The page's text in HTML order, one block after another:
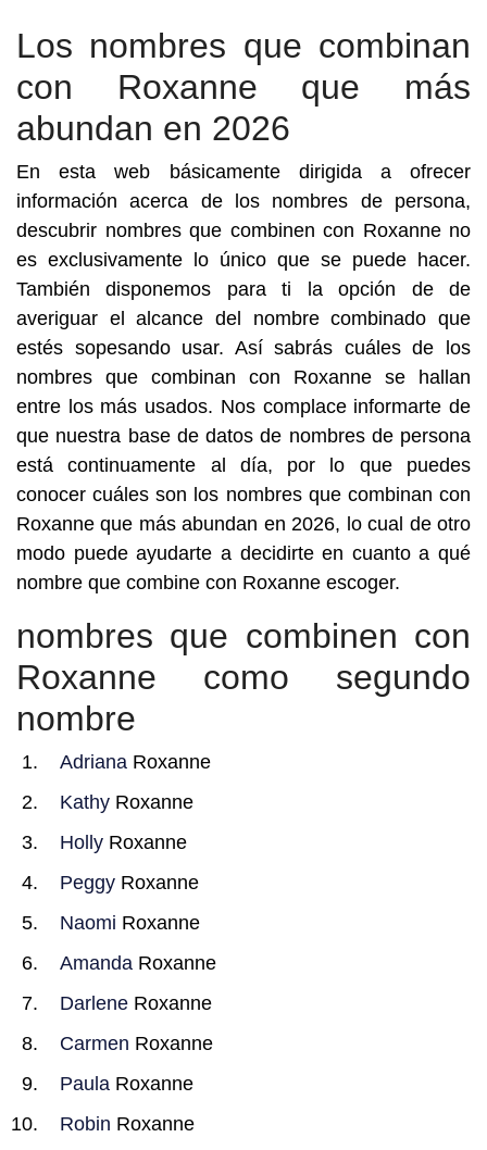
Los nombres que combinan
con Roxanne que más
abundan en 2026
En esta web básicamente dirigida a ofrecer
información acerca de los nombres de persona,
descubrir nombres que combinen con Roxanne no
es exclusivamente lo único que se puede hacer.
También disponemos para ti la opción de de
averiguar el alcance del nombre combinado que
estés sopesando usar. Así sabrás cuáles de los
nombres que combinan con Roxanne se hallan
entre los más usados. Nos complace informarte de
que nuestra base de datos de nombres de persona
está continuamente al día, por lo que puedes
conocer cuáles son los nombres que combinan con
Roxanne que más abundan en 2026, lo cual de otro
modo puede ayudarte a decidirte en cuanto a qué
nombre que combine con Roxanne escoger.
nombres que combinen con
Roxanne como segundo
nombre
Adriana Roxanne
Kathy Roxanne
Holly Roxanne
Peggy Roxanne
Naomi Roxanne
Amanda Roxanne
Darlene Roxanne
Carmen Roxanne
Paula Roxanne
Robin Roxanne